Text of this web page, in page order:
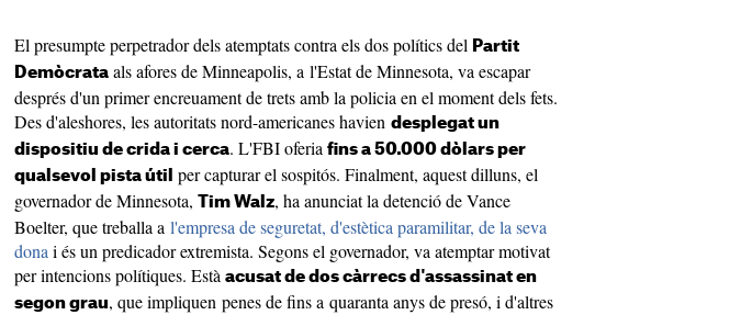
El presumpte perpetrador dels atemptats contra els dos polítics del Partit
Demòcrata als afores de Minneapolis, a l'Estat de Minnesota, va escapar
després d'un primer encreuament de trets amb la policia en el moment dels fets.
Des d'aleshores, les autoritats nord-americanes havien desplegat un
dispositiu de crida i cerca. L'FBI oferia fins a 50.000 dòlars per
qualsevol pista útil
per capturar el sospitós. Finalment, aquest dilluns, el
governador de Minnesota,
Tim Walz, ha anunciat la detenció de Vance
Boelter, que treballa a l'empresa de seguretat, d'estètica paramilitar, de la seva
dona i és un predicador extremista. Segons el governador, va atemptar motivat
per intencions polítiques. Està acusat de dos càrrecs d'assassinat en
segon grau, que impliquen penes de fins a quaranta anys de presó, i d'altres